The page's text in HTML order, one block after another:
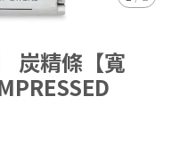
炭精條【寬